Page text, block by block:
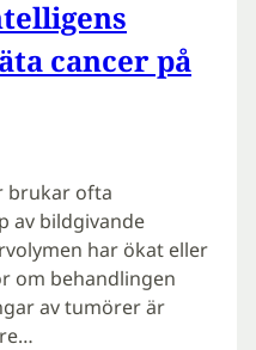
cancer på
brukar ofta
av bildgivande
har ökat eller
om behandlingen
av tumörer är